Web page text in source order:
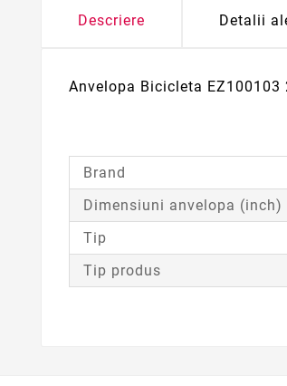
Descriere Detalii
Anvelopa Bicicleta EZ100103
Brand
Dimensiuni anvelopa (inch)
Tip
Tip produs